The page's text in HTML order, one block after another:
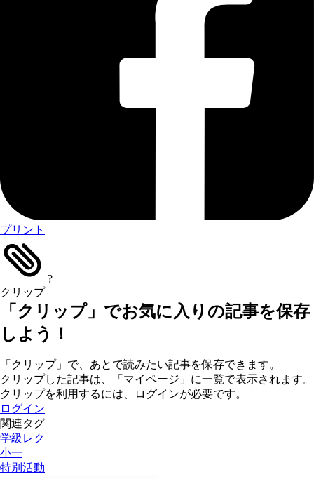
プリント
クリップ
?
「クリップ」でお気に入りの記事を保存
しよう！
「クリップ」で、あとで読みたい記事を保存できます。
クリップした記事は、「マイページ」に一覧で表示されます。
クリップを利用するには、ログインが必要です。
ログイン
関連タグ
学級レク
小一
特別活動